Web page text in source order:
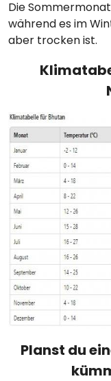
Die
während es im
aber trocken ist.
Planst du